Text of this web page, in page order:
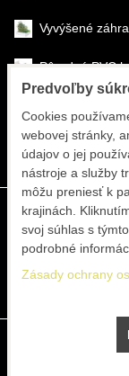
Vyvýšené
Pôrodné PVC
Športové
Predvoľby
Cookies
webovej stránky,
údajov o jej
nástroje a služby
môžu preniesť k
krajinách.
svoj súhlas s
podrobné
Zásady ochrany